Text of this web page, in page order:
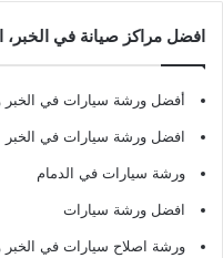
افضل مراكز صيانة في الخبر،
أفضل ورشة سيارات في الخبر
افضل ورشة سيارات في الخبر
ورشة سيارات في الدمام
افضل ورشة سيارات
ورشة اصلاح سيارات في الخبر